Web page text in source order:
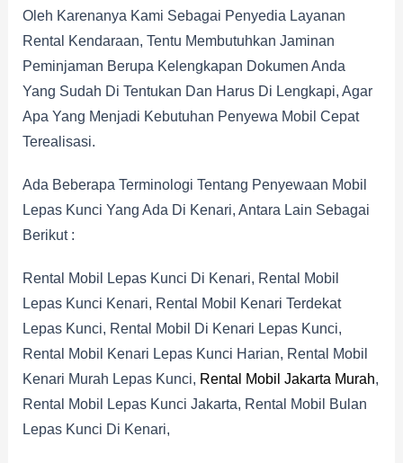
Oleh Karenanya Kami Sebagai Penyedia Layanan
Rental Kendaraan, Tentu Membutuhkan Jaminan
Peminjaman Berupa Kelengkapan Dokumen Anda
Yang Sudah Di Tentukan Dan Harus Di Lengkapi, Agar
Apa Yang Menjadi Kebutuhan Penyewa Mobil Cepat
Terealisasi.
Ada Beberapa Terminologi Tentang Penyewaan Mobil
Lepas Kunci Yang Ada Di Kenari, Antara Lain Sebagai
Berikut :
Rental Mobil Lepas Kunci Di Kenari, Rental Mobil
Lepas Kunci Kenari, Rental Mobil Kenari Terdekat
Lepas Kunci, Rental Mobil Di Kenari Lepas Kunci,
Rental Mobil Kenari Lepas Kunci Harian, Rental Mobil
Kenari Murah Lepas Kunci, Rental Mobil Jakarta Murah,
Rental Mobil Lepas Kunci Jakarta, Rental Mobil Bulan
Lepas Kunci Di Kenari,